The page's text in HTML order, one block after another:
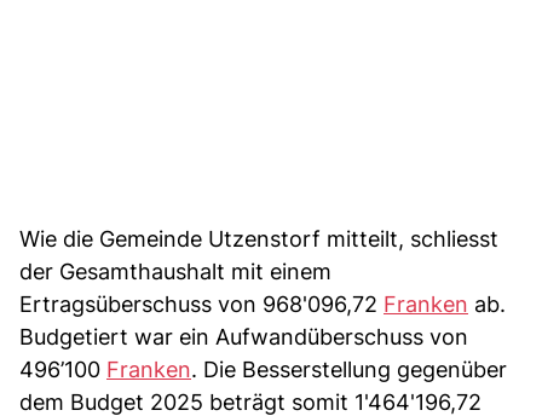
Wie die Gemeinde Utzenstorf mitteilt, schliesst
der Gesamthaushalt mit einem
Ertragsüberschuss von 968'096,72 Franken ab.
Budgetiert war ein Aufwandüberschuss von
496’100 Franken. Die Besserstellung gegenüber
dem Budget 2025 beträgt somit 1'464'196,72